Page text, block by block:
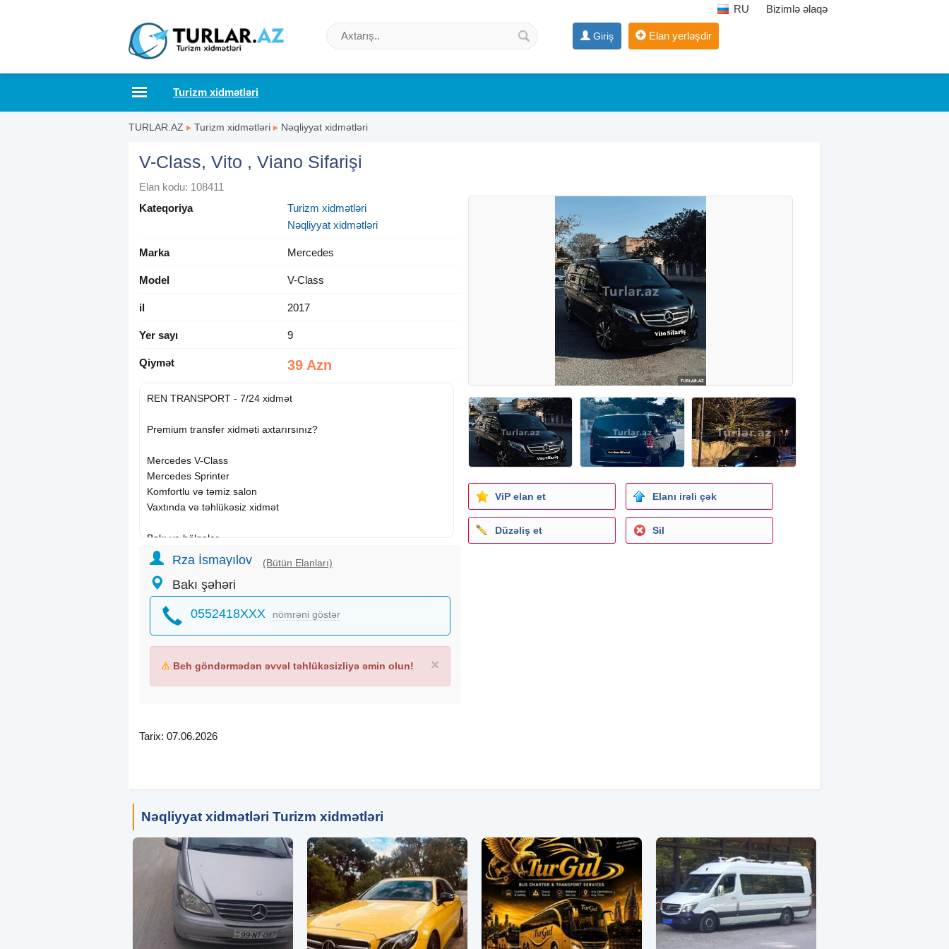
RU Bizimlə əlaqə
Giriş Elan yerləşdir
Turizm xidmətləri
TURLAR.AZ ▸ Turizm xidmətləri ▸ Nəqliyyat xidmətləri
V-Class, Vito , Viano Sifarişi
Elan kodu: 108411
Kateqoriya
Turizm xidmətləri
Nəqliyyat xidmətləri
Marka Mercedes
Model V-Class
il 2017
Yer sayı 9
Qiymət 39 Azn
REN TRANSPORT - 7/24 xidmət
Premium transfer xidməti axtarırsınız?
Mercedes V-Class
Mercedes Sprinter
Komfortlu və təmiz salon
Vaxtında və təhlükəsiz xidmət
Bakı və bölgələr
Sifariş üçün DM və ya WhatsApp
Rza İsmayılov (Bütün Elanları)
Bakı şəhəri
0552418XXX nömrəni göstər
×
⚠ Beh göndərmədən əvvəl təhlükəsizliyə əmin olun!
Tarix: 07.06.2026
ViP elan et Elanı irəli çək
Düzəliş et Sil
Nəqliyyat xidmətləri Turizm xidmətləri